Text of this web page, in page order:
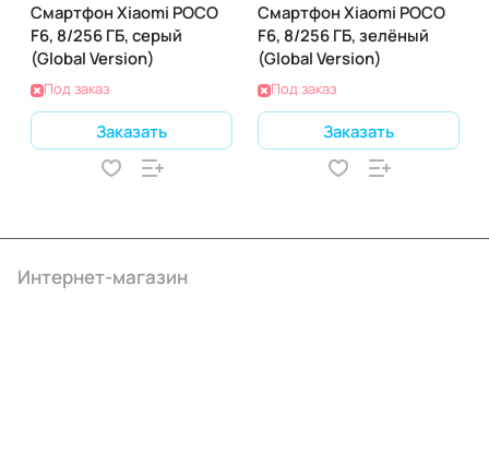
Смартфон Xiaomi POCO
F6, 8/256 ГБ, серый
(Global Version)
Под заказ
Заказать
Смартфон Xiaomi POCO
F6, 8/256 ГБ, зелёный
(Global Version)
Под заказ
Заказать
Интернет-магазин